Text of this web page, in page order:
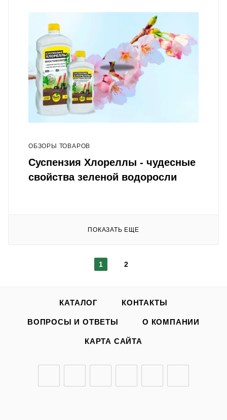
ОБЗОРЫ ТОВАРОВ
Суспензия Хлореллы - чудесные
свойства зеленой водоросли
ПОКАЗАТЬ ЕЩЕ
1 2
КАТАЛОГ КОНТАКТЫ
ВОПРОСЫ И ОТВЕТЫ О КОМПАНИИ
КАРТА САЙТА